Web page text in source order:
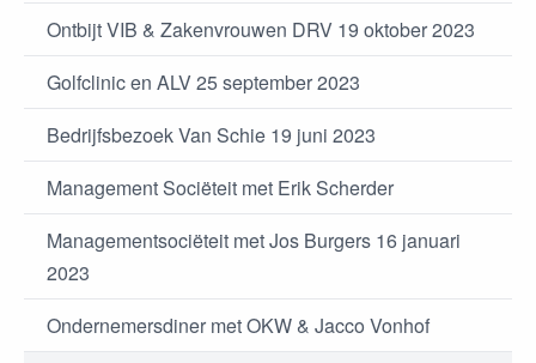
Ontbijt VIB & Zakenvrouwen DRV 19 oktober 2023
Golfclinic en ALV 25 september 2023
Bedrijfsbezoek Van Schie 19 juni 2023
Management Sociëteit met Erik Scherder
Managementsociëteit met Jos Burgers 16 januari
2023
Ondernemersdiner met OKW & Jacco Vonhof